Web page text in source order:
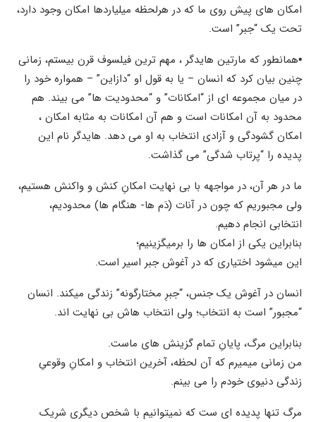
امکان های پیش روی ما که در هرلحظه میلیاردها امکان وجود دارد،
تحت یک “جبر” است.
▪️همانطور که مارتین هایدگر ، مهم ترین فیلسوف قرن بیستم، زمانی
چنین بیان کرد که انسان – یا به قول او “دازاین” – همواره خود را
در میان مجموعه ای از “امکانات” و “محدودیت ها” می بیند. هم
محدود به آن امکانات است و هم آن امکانات به مثابه امکان ،
امکان گشودگی و آزادی انتخاب به او می دهد. هایدگر نام این
پدیده را “پرتاب شدگی” می گذاشت.
ما در هر آن، در مواجهه با بی نهایت امکانِ کنش و واکنش هستیم،
ولی مجبوریم که چون در آنات (دَم ها- هنگام ها) محدودیم،
انتخابی انجام دهیم.
بنابراین یکی از امکان ها را برمیگزینیم؛
این میشود اختیاری که در آغوش جبر اسیر است.
انسان در آغوش یک جنس، “جبرِ مختارگونه” زندگی میکند. انسان
“مجبور” است به انتخاب؛ ولی انتخاب هاش بی نهایت اند.
بنابراین مرگ، پایانِ تمام گزینش های ماست.
من زمانی میمیرم که آن لحظه، آخرین انتخاب و امکانِ وقوعیِ
زندگی دنیوی خودم را می بینم.
مرگ تنها پدیده ای ست که نمیتوانیم با شخص دیگری شریک